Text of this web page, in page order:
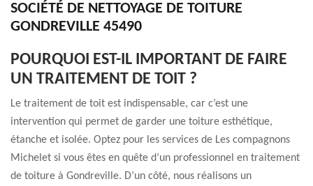
SOCIÉTÉ DE NETTOYAGE DE TOITURE
GONDREVILLE 45490
POURQUOI EST-IL IMPORTANT DE FAIRE
UN TRAITEMENT DE TOIT ?
Le traitement de toit est indispensable, car c’est une
intervention qui permet de garder une toiture esthétique,
étanche et isolée. Optez pour les services de Les compagnons
Michelet si vous êtes en quête d’un professionnel en traitement
de toiture à Gondreville. D’un côté, nous réalisons un